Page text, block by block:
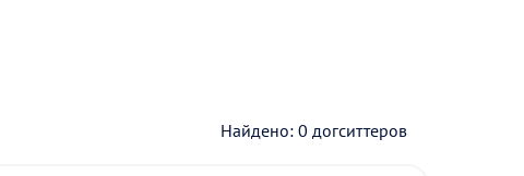
Найдено: 0 догситтеров